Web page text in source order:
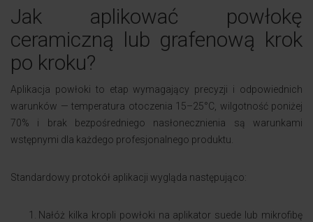
Jak aplikować powłokę
ceramiczną lub grafenową krok
po kroku?
Aplikacja powłoki to etap wymagający precyzji i odpowiednich
warunków — temperatura otoczenia 15–25°C, wilgotność poniżej
70% i brak bezpośredniego nasłonecznienia są warunkami
wstępnymi dla każdego profesjonalnego produktu.
Standardowy protokół aplikacji wygląda następująco:
Nałóż kilka kropli powłoki na aplikator suede lub mikrofibę